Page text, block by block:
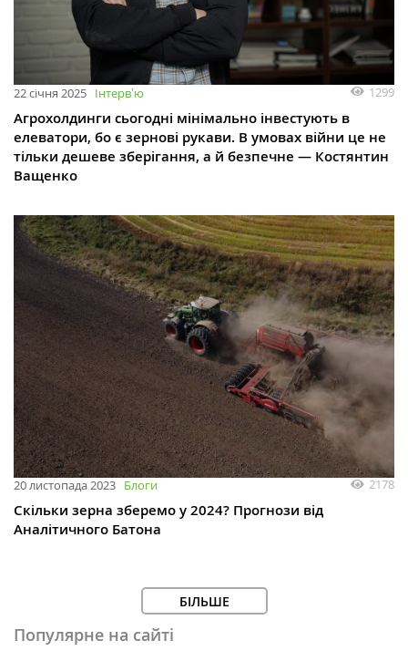
22 січня 2025 Інтервʼю 1299
Агрохолдинги сьогодні мінімально інвестують в
елеватори, бо є зернові рукави. В умовах війни це не
тільки дешеве зберігання, а й безпечне — Костянтин
Ващенко
20 листопада 2023 Блоги 2178
Скільки зерна зберемо у 2024? Прогнози від
Аналітичного Батона
БІЛЬШЕ
Популярне на сайті